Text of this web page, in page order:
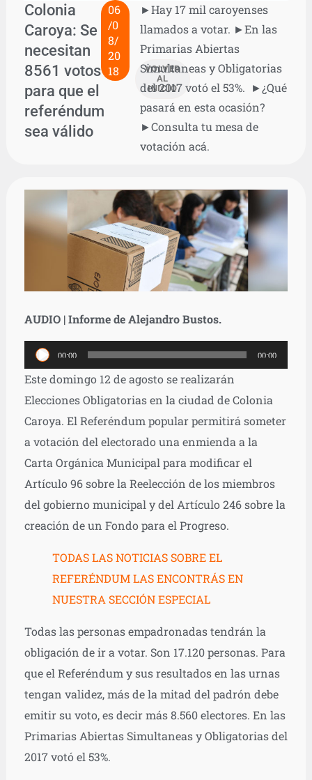
Colonia
Caroya: Se
necesitan
8561 votos
para que el
referéndum
sea válido
06
/0
8/
20
18
VOLVER
AL
INICIO
►Hay 17 mil caroyenses
llamados a votar. ►En las
Primarias Abiertas
Simultaneas y Obligatorias
del 2017 votó el 53%. ►¿Qué
pasará en esta ocasión?
►Consulta tu mesa de
votación acá.
AUDIO | Informe de Alejandro Bustos.
Reproductor
de
audio
00:00 00:00
Este domingo 12 de agosto se realizarán
Elecciones Obligatorias en la ciudad de Colonia
Caroya. El Referéndum popular permitirá someter
a votación del electorado una enmienda a la
Carta Orgánica Municipal para modificar el
Artículo 96 sobre la Reelección de los miembros
del gobierno municipal y del Artículo 246 sobre la
creación de un Fondo para el Progreso.
TODAS LAS NOTICIAS SOBRE EL
REFERÉNDUM LAS ENCONTRÁS EN
NUESTRA SECCIÓN ESPECIAL
Todas las personas empadronadas tendrán la
obligación de ir a votar. Son 17.120 personas. Para
que el Referéndum y sus resultados en las urnas
tengan validez, más de la mitad del padrón debe
emitir su voto, es decir más 8.560 electores. En las
Primarias Abiertas Simultaneas y Obligatorias del
2017 votó el 53%.